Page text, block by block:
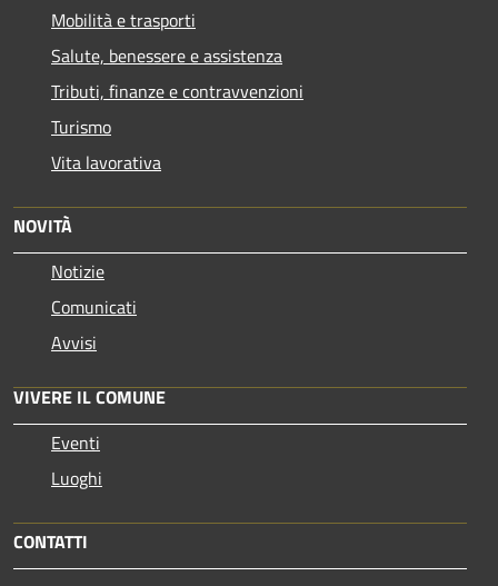
Mobilità e trasporti
Salute, benessere e assistenza
Tributi, finanze e contravvenzioni
Turismo
Vita lavorativa
NOVITÀ
Notizie
Comunicati
Avvisi
VIVERE IL COMUNE
Eventi
Luoghi
CONTATTI